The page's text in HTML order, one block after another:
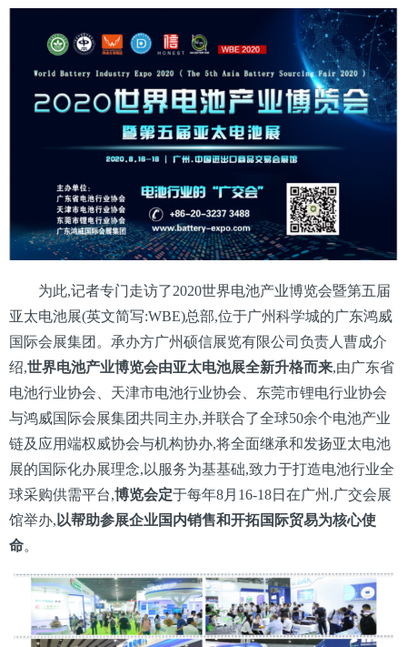
为此,记者专门走访了2020世界电池产业博览会暨第五届
亚太电池展(英文简写:WBE)总部,位于广州科学城的广东鸿威
国际会展集团。承办方广州硕信展览有限公司负责人曹成介
绍,世界电池产业博览会由亚太电池展全新升格而来,由广东省
电池行业协会、天津市电池行业协会、东莞市锂电行业协会
与鸿威国际会展集团共同主办,并联合了全球50余个电池产业
链及应用端权威协会与机构协办,将全面继承和发扬亚太电池
展的国际化办展理念,以服务为基基础,致力于打造电池行业全
球采购供需平台,博览会定于每年8月16-18日在广州.广交会展
馆举办, 以帮助参展企业国内销售和开拓国际贸易为核心使
命。